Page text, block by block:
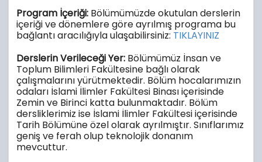
Program İçeriği: Bölümümüzde okutulan derslerin
içeriği ve dönemlere göre ayrılmış programa bu
bağlantı aracılığıyla ulaşabilirsiniz: TIKLAYINIZ
Derslerin Verileceği Yer: Bölümümüz İnsan ve
Toplum Bilimleri Fakültesine bağlı olarak
çalışmalarını yürütmektedir. Bölüm hocalarımızın
odaları İslami İlimler Fakültesi Binası içerisinde
Zemin ve Birinci katta bulunmaktadır. Bölüm
dersliklerimiz ise İslami İlimler Fakültesi içerisinde
Tarih Bölümüne özel olarak ayrılmıştır. Sınıflarımız
geniş ve ferah olup teknolojik donanım
mevcuttur.